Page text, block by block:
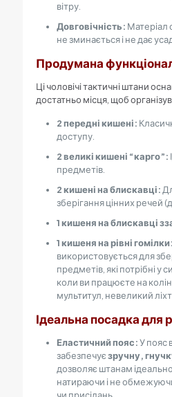
вітру.
Довговічність: Матеріал
не зминається і не дає
Продумана
Ці чоловічі тактичні штани
достатньо місця, щоб
2передні кишені:
доступу.
2великі кишені “карго”:
предметів.
2кишені на блискавці:
зберігання цінних речей
1кишеня на блискавці
1кишеня на рівні гомілки:
використовується для
предметів, які потрібні
коли ви працюєте на
мультитул, невеликий
Ідеальна посадка для
Еластичний пояс:У пояс
забезпечуєзручну,
дозволяє штанам ідеально
натираючи і не обмежуючи